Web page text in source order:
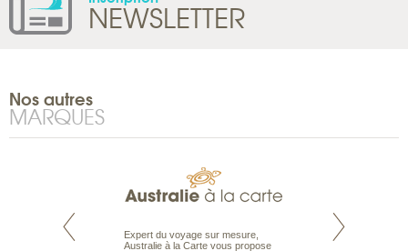
NEWSLETTER
Nos autres
MARQUES
est le spécialiste
Expert du voyage sur mesure,
Australie à la Carte vous propose
Parce qu’ils sont